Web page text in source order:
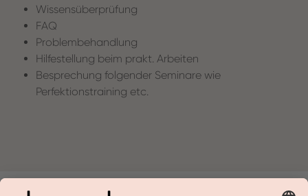
Wissensüberprüfung
FAQ
Problembehandlung
Hilfestellung beim prakt. Arbeiten
Besprechung folgender Seminare wie
Perfektionstraining etc.